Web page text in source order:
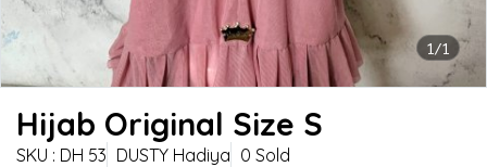
1/1
Hijab Original Size S
SKU : DH 53 DUSTY Hadiya 0 Sold